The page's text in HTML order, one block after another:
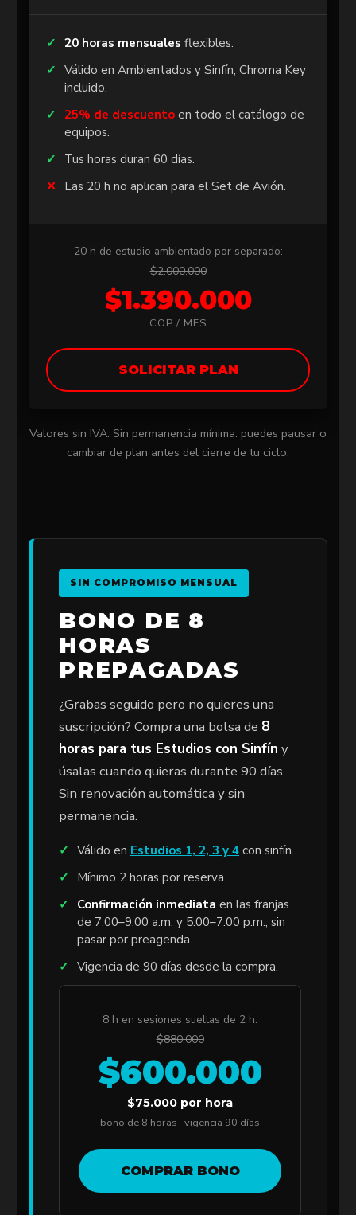
20 horas mensuales flexibles.
Válido en Ambientados y Sinfín, Chroma Key
incluido.
25% de descuento en todo el catálogo de
equipos.
Tus horas duran 60 días.
Las 20 h no aplican para el Set de Avión.
20 h de estudio ambientado por separado:
$2.000.000
$1.390.000
COP / MES
SOLICITAR PLAN
Valores sin IVA. Sin permanencia mínima: puedes pausar o
cambiar de plan antes del cierre de tu ciclo.
SIN COMPROMISO MENSUAL
BONO DE 8
HORAS
PREPAGADAS
¿Grabas seguido pero no quieres una
suscripción? Compra una bolsa de 8
horas para tus Estudios con Sinfín y
úsalas cuando quieras durante 90 días.
Sin renovación automática y sin
permanencia.
Válido en Estudios 1, 2, 3 y 4 con sinfín.
Mínimo 2 horas por reserva.
Confirmación inmediata en las franjas
de 7:00–9:00 a.m. y 5:00–7:00 p.m., sin
pasar por preagenda.
Vigencia de 90 días desde la compra.
8 h en sesiones sueltas de 2 h:
$880.000
$600.000
$75.000 por hora
bono de 8 horas · vigencia 90 días
COMPRAR BONO